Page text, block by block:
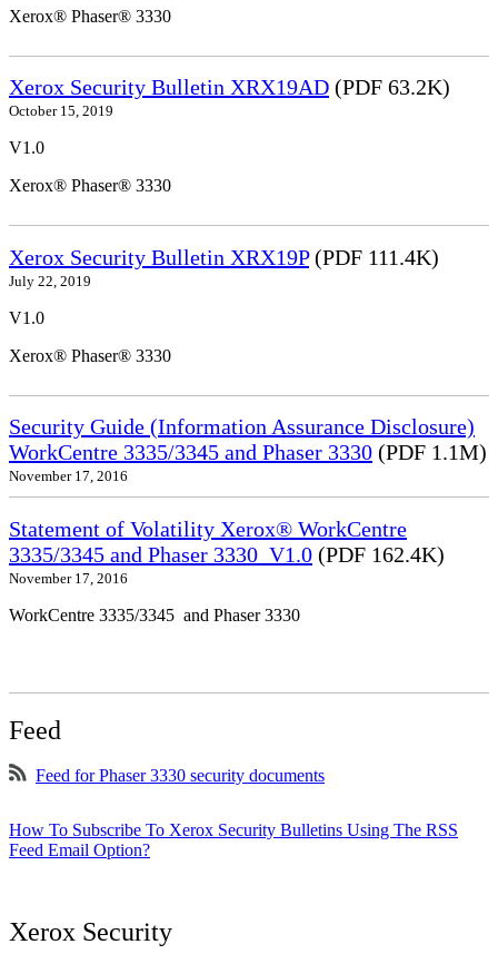
Xerox® Phaser® 3330
Xerox Security Bulletin XRX19AD (PDF 63.2K)
October 15, 2019
V1.0
Xerox® Phaser® 3330
Xerox Security Bulletin XRX19P(PDF 111.4K)
July 22, 2019
V1.0
Xerox® Phaser® 3330
Security Guide (Information Assurance Disclosure)
WorkCentre 3335/3345 and Phaser 3330 (PDF 1.1M)
November 17, 2016
Statement of Volatility Xerox® WorkCentre
3335/3345 and Phaser 3330_V1.0 (PDF 162.4K)
November 17, 2016
WorkCentre 3335/3345 and Phaser 3330
Feed
Feed for Phaser 3330 security documents
How To Subscribe To Xerox Security Bulletins Using The RSS
Feed Email Option?
Xerox Security